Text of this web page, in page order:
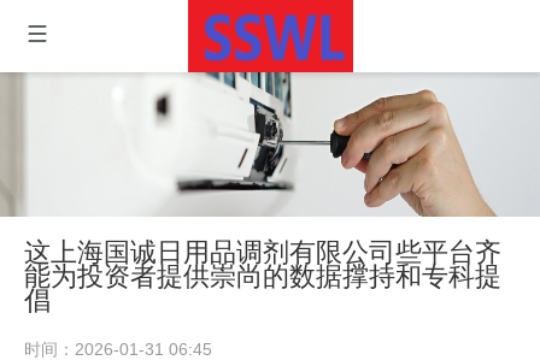
这上海国诚日用品调剂有限公司些平台齐
能为投资者提供崇尚的数据撑持和专科提
倡
时间：2026-01-31 06:45